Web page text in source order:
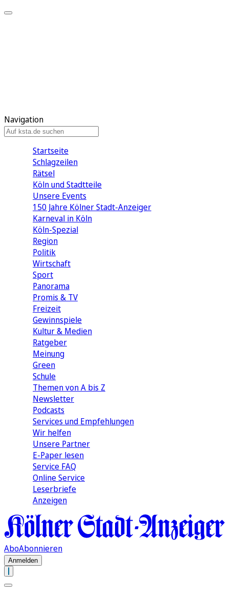
Navigation
Startseite
Schlagzeilen
Rätsel
Köln und Stadtteile
Unsere Events
150 Jahre Kölner Stadt-Anzeiger
Karneval in Köln
Köln-Spezial
Region
Politik
Wirtschaft
Sport
Panorama
Promis & TV
Freizeit
Gewinnspiele
Kultur & Medien
Ratgeber
Meinung
Green
Schule
Themen von A bis Z
Newsletter
Podcasts
Services und Empfehlungen
Wir helfen
Unsere Partner
E-Paper lesen
Service FAQ
Online Service
Leserbriefe
Anzeigen
AboAbonnieren
Anmelden